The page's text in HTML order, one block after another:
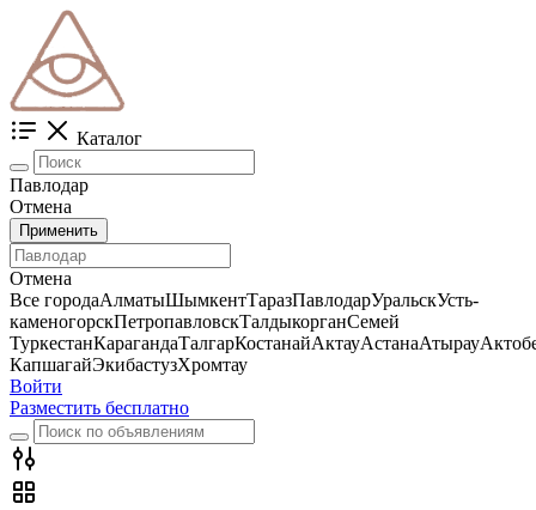
Каталог
Павлодар
Отмена
Применить
Отмена
Все городаАлматыШымкентТаразПавлодарУральскУсть-
каменогорскПетропавловскТалдыкорганСемей
ТуркестанКарагандаТалгарКостанайАктауАстанаАтырау
КапшагайЭкибастузХромтау
Войти
Разместить бесплатно